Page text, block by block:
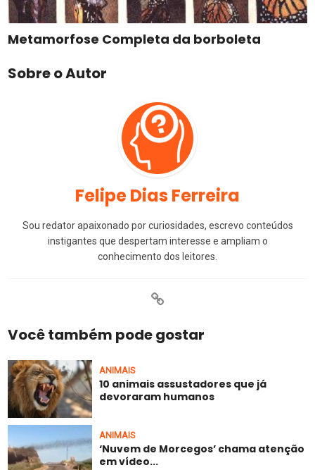
Metamorfose Completa da borboleta
Sobre o Autor
Felipe Dias Ferreira
Sou redator apaixonado por curiosidades, escrevo conteúdos
instigantes que despertam interesse e ampliam o
conhecimento dos leitores.
Você também pode gostar
ANIMAIS
10 animais assustadores que já
devoraram humanos
ANIMAIS
‘Nuvem de Morcegos’ chama atenção
em vídeo...